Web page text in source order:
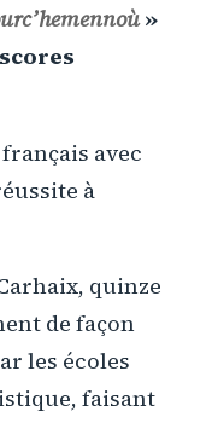
»
avec
à
quinze
de façon
les écoles
faisant